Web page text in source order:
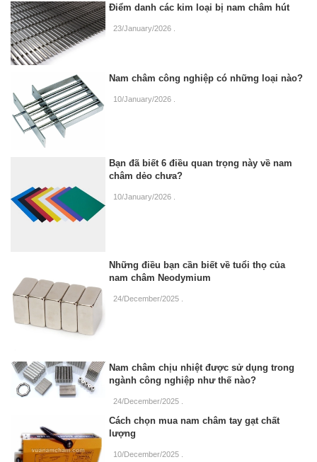
Điểm danh các kim loại bị nam châm hút
23/January/2026
Nam châm công nghiệp có những loại nào?
10/January/2026
Bạn đã biết 6 điều quan trọng này về nam
châm dẻo chưa?
10/January/2026
Những điều bạn cần biết về tuổi thọ của
nam châm Neodymium
24/December/2025
Nam châm chịu nhiệt được sử dụng trong
ngành công nghiệp như thế nào?
24/December/2025
Cách chọn mua nam châm tay gạt chất
lượng
10/December/2025